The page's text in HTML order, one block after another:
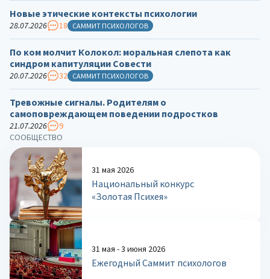
СООБЩЕСТВО
31 мая 2026
Национальный конкурс
«Золотая Психея»
31 мая - 3 июня 2026
Ежегодный Саммит психологов
Новые этические контексты психологии
28.07.2026 18 САММИТ ПСИХОЛОГОВ
По ком молчит Колокол: моральная слепота как
синдром капитуляции Совести
20.07.2026 32 САММИТ ПСИХОЛОГОВ
Тревожные сигналы. Родителям о
самоповреждающем поведении подростков
21.07.2026 9